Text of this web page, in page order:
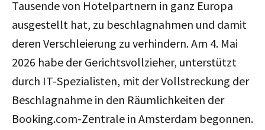
Tausende von Hotelpartnern in ganz Europa
ausgestellt hat, zu beschlagnahmen und damit
deren Verschleierung zu verhindern. Am 4. Mai
2026 habe der Gerichtsvollzieher, unterstützt
durch IT-Spezialisten, mit der Vollstreckung der
Beschlagnahme in den Räumlichkeiten der
Booking.com-Zentrale in Amsterdam begonnen.